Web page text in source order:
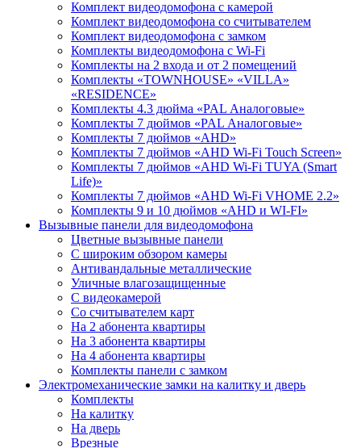
Комплект видеодомофона с камерой
Комплект видеодомофона со считывателем
Комплект видеодомофона c замком
Комплекты видеодомофона с Wi-Fi
Комплекты на 2 входа и от 2 помещений
Комплекты «TOWNHOUSE» «VILLA»
«RESIDENCE»
Комплекты 4.3 дюйма «PAL Аналоговые»
Комплекты 7 дюймов «PAL Аналоговые»
Комплекты 7 дюймов «AHD»
Комплекты 7 дюймов «AHD Wi-Fi Touch Screen»
Комплекты 7 дюймов «AHD Wi-Fi TUYA (Smart
Life)»
Комплекты 7 дюймов «AHD Wi-Fi VHOME 2.2»
Комплекты 9 и 10 дюймов «AHD и WI-FI»
Вызывные панели для видеодомофона
Цветные вызывные панели
С широким обзором камеры
Антивандальные металлические
Уличные влагозащищенные
С видеокамерой
Со считывателем карт
На 2 абонента квартиры
На 3 абонента квартиры
На 4 абонента квартиры
Комплекты панели с замком
Электромеханические замки на калитку и дверь
Комплекты
На калитку
На дверь
Врезные